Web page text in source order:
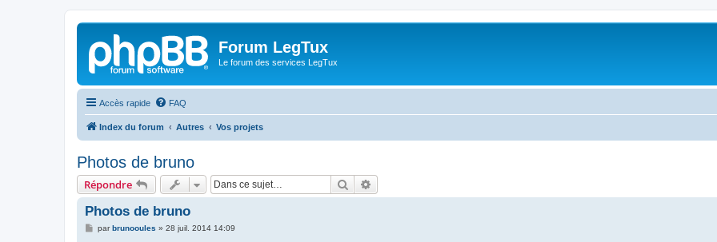
Forum LegTux
Le forum des services LegTux
Accès rapide FAQ
Index du forum Autres Vos projets
Photos de bruno
Répondre Rechercher
Photos de bruno
Mparbrunooules » 28 juil. 2014 14:09